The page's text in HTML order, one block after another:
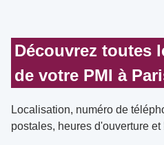
Découvrez toutes
de votre PMI à
Localisation, numéro de
postales, heures d'ouverture